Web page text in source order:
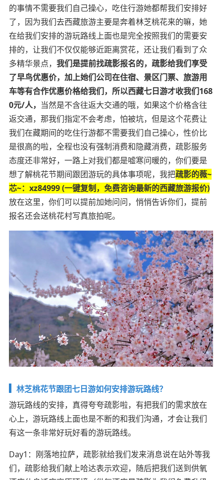
的事情不需要我们自己操心，吃住行游她都帮我们安排好
了，因为我们去西藏旅游主要是奔着林芝桃花来的嘛，她
在给我们安排的游玩路线上面也是完全按照我们的需要安
排的，让我们不仅仅能够近距离赏花，还让我们看到了众
多精华景点， 我们是提前找疏影报名的，疏影给我们享受
了早鸟优惠价，加上她们公司在住宿、景区门票、旅游用
车等有合作优惠价格给我们，所以西藏七日游才收我们168
0元/人， 当然是不含往返大交通的哦，如果这个价格含往
返交通，那我们指定不会考虑，怕被坑，但是这个花费让
我们在藏期间的吃住行游都不需要我们自己操心，性价比
是很高的啦，全程也没有强制消费和隐藏消费，疏影服务
态度还非常好，一路上对我们都是嘘寒问暖的，你们要是
想了解桃花节期间跟团游玩的具体事项呢，我把疏影的薇~
芯~：xz84999 (一键复制，免费咨询最新的西藏旅游报价)
放在这里，你们可以提前加她问问，悄悄告诉你们，提前
报名还会送桃花村写真旅拍呢。
林芝桃花节跟团七日游如何安排游玩路线？
游玩路线的安排，真得夸夸疏影啦，有把我们的需求放在
心上，游玩路线上面也是不断的和我们沟通，才会让我们
有这一条非常好玩好看的游玩路线。
Day1：刚落地拉萨，疏影就给我们发来消息说在站外等我
们，疏影给我们献上哈达表示欢迎，随后把我们送到供氧